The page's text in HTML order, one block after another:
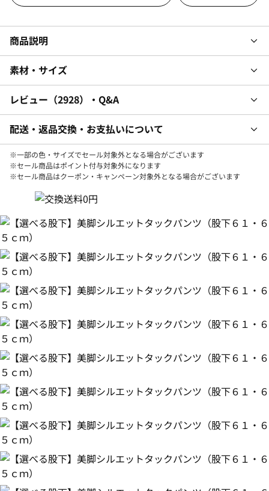
商品説明
素材・サイズ
レビュー 2928 ・Q&A
配送・返品交換・お支払いについて
※一部の色・サイズでセール対象外となる場合がございます
※セール商品はポイント付与対象外になります
※セール商品はクーポン・キャンペーン対象外となる場合がございます